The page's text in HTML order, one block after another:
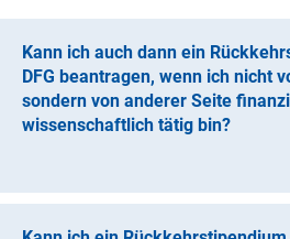
Kann ich auch dann ein
DFG beantragen, wenn ich nicht
sondern von anderer Seite
wissenschaftlich tätig bin?
Auslandsstipendium der DFG ist
Voraussetzung für die